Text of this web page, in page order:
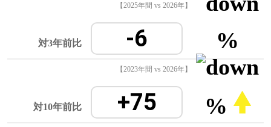
【2025年間 vs 2026年】
対3年前比 -6 %
【2023年間 vs 2026年】
対10年前比 +75 %